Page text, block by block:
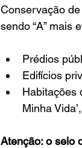
Conservação
sendo “A” mais
Prédios
Edifícios
Habitações
Minha
Atenção: o selo